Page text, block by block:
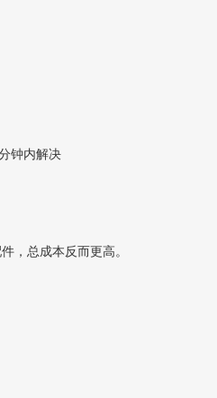
钟内解决
，总成本反而更高。